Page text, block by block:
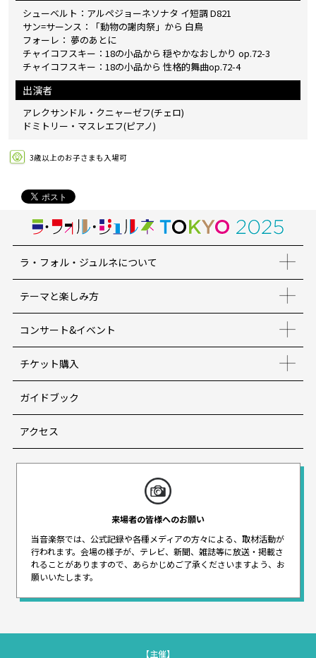
シューベルト：アルペジョーネソナタ イ短調 D821
サン=サーンス：「動物の謝肉祭」から 白鳥
フォーレ： 夢のあとに
チャイコフスキー：18の小品から 穏やかなおしかり op.72-3
チャイコフスキー：18の小品から 性格的舞曲op.72-4
出演者
アレクサンドル・クニャーゼフ(チェロ)
ドミトリー・マスレエフ(ピアノ)
3歳以上のお子さまも入場可
ラ・フォル・ジュルネについて
テーマと楽しみ方
コンサート&イベント
チケット購入
ガイドブック
アクセス
来場者の皆様へのお願い
当音楽祭では、公式記録や各種メディアの方々による、取材活動が
行われます。 会場の様子が、テレビ、新聞、雑誌等に放送・掲載さ
れることがありますので、 あらかじめご了承くださいますよう、お
願いいたします。
【主催】